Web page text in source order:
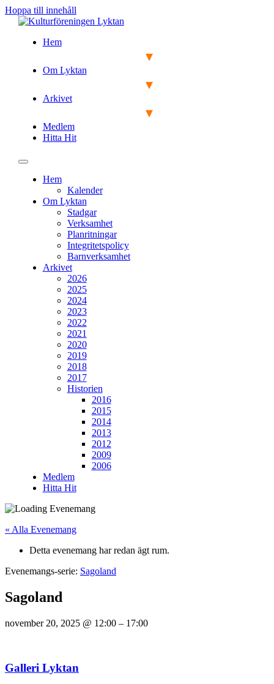
Hoppa till innehåll
Hem
Om Lyktan
Arkivet
Medlem
Hitta Hit
Hem
Kalender
Om Lyktan
Stadgar
Verksamhet
Planritningar
Integritetspolicy
Barnverksamhet
Arkivet
2026
2025
2024
2023
2022
2021
2020
2019
2018
2017
Historien
2016
2015
2014
2013
2012
2009
2006
Medlem
Hitta Hit
« Alla Evenemang
Detta evenemang har redan ägt rum.
Evenemangs-serie: Sagoland
Sagoland
november 20, 2025 @ 12:00 – 17:00
Galleri Lyktan